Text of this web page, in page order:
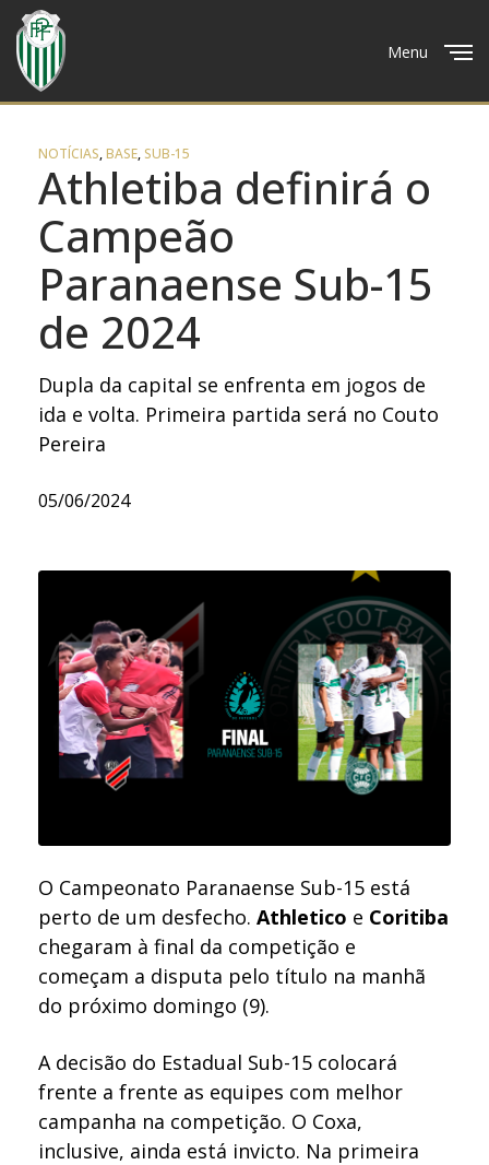
Menu
NOTÍCIAS,BASE, SUB-15
Athletiba definirá o
Campeão
Paranaense Sub-15
de 2024
Dupla da capital se enfrenta em jogos de
ida e volta. Primeira partida será no Couto
Pereira
05/06/2024
O Campeonato Paranaense Sub-15 está
perto de um desfecho.Athletico e Coritiba
chegaram à final da competição e
começam a disputa pelo título na manhã
do próximo domingo (9).
A decisão do Estadual Sub-15 colocará
frente a frente as equipes com melhor
campanha na competição. O Coxa,
inclusive, ainda está invicto. Na primeira